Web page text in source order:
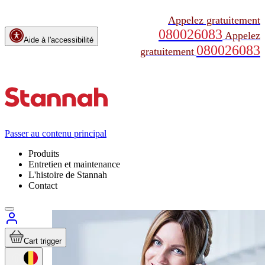
Aide à l'accessibilité
Appelez gratuitement
080026083 Appelez
gratuitement 080026083
Passer au contenu principal
Produits
Entretien et maintenance
L'histoire de Stannah
Contact
Cart trigger